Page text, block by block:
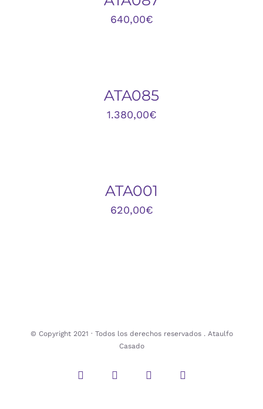
640,00€
ATA085
1.380,00€
ATA001
620,00€
© Copyright 2021 · Todos los derechos reservados . Ataulfo
Casado
Instagram Twitter Facebook